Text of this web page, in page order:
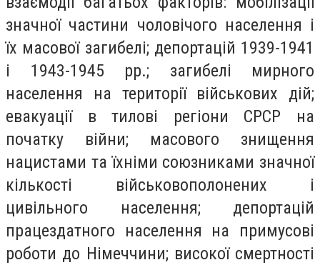
значної частини чоловічого населення і
їх масової загибелі; депортацій 1939-1941
і 1943-1945 рр.; загибелі мирного
населення на території військових дій;
евакуації в тилові регіони СРСР на
початку війни; масового знищення
нацистами та їхніми союзниками значної
кількості військовополонених і
цивільного населення; депортацій
працездатного населення на примусові
роботи до Німеччини; високої смертності